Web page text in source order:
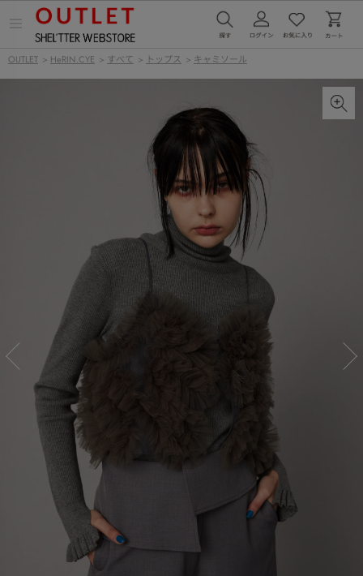
ー
を
OUTLET > HeRIN.CYE > すべて > トップス > キャミソール